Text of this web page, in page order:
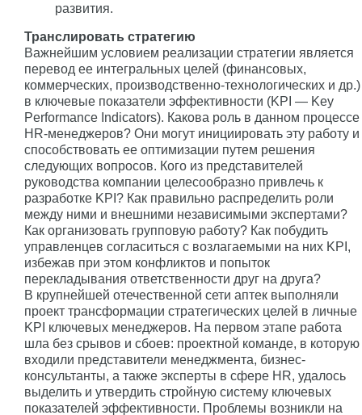
развития.
Транслировать стратегию
Важнейшим условием реализации стратегии является
перевод ее интегральных целей (финансовых,
коммерческих, производственно-технологических и др.)
в ключевые показатели эффективности (KPI — Key
Performance Indicators). Какова роль в данном процессе
HR-менеджеров? Они могут инициировать эту работу и
способствовать ее оптимизации путем решения
следующих вопросов. Кого из представителей
руководства компании целесообразно привлечь к
разработке KPI? Как правильно распределить роли
между ними и внешними независимыми экспертами?
Как организовать групповую работу? Как побудить
управленцев согласиться с возлагаемыми на них KPI,
избежав при этом конфликтов и попыток
перекладывания ответственности друг на друга?
В крупнейшей отечественной сети аптек выполняли
проект трансформации стратегических целей в личные
KPI ключевых менеджеров. На первом этапе работа
шла без срывов и сбоев: проектной команде, в которую
входили представители менеджмента, бизнес-
консультанты, а также эксперты в сфере HR, удалось
выделить и утвердить стройную систему ключевых
показателей эффективности. Проблемы возникли на